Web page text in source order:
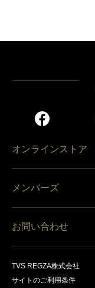
オンラインストア
営業日カレンダー
メンバーズ
会員規約
商品登録
お問い合わせ
TVS REGZA株式会社
サイトのご利用条件